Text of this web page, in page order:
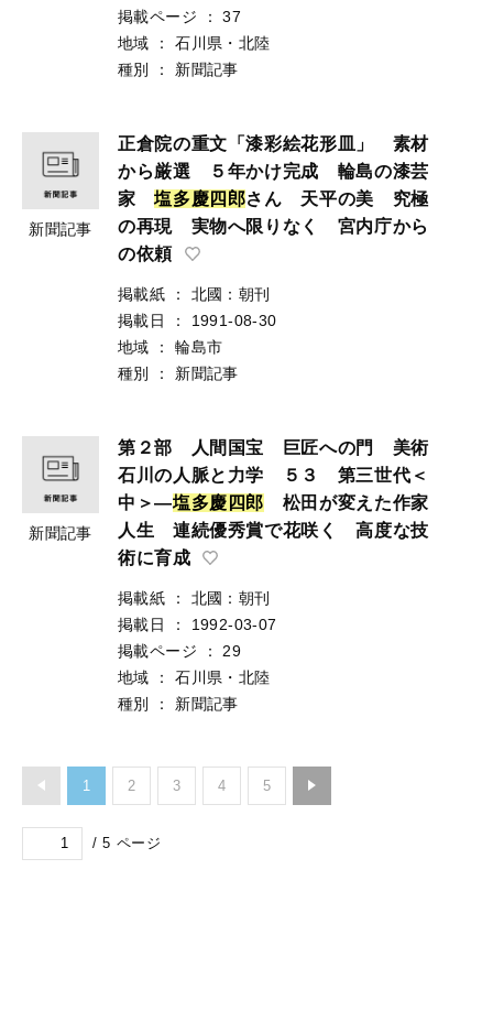
掲載ページ
：
37
地域
：
石川県・北陸
種別
： 新聞記事
新聞記事
正倉院の重文「漆彩絵花形皿」 素材
から厳選 ５年かけ完成 輪島の漆芸
家塩多慶四 郎さん 天平の美 究極
の再現 実物へ限りなく 宮内庁から
の依頼
掲載紙 ：
北國：朝刊
掲載日
：
1991-08-30
地域
：
輪島市
種別
： 新聞記事
新聞記事
第２部 人間国宝 巨匠への門 美術
石川の人脈と力学 ５３ 第三世代＜
中＞―塩多慶 四 郎 松田が変えた作家
人生 連続優秀賞で花咲く 高度な技
術に育成
掲載紙 ：
北國：朝刊
掲載日
：
1992-03-07
掲載ページ
：
29
地域
：
石川県・北陸
種別
： 新聞記事
1 2 3 4 5
/ 5 ページ